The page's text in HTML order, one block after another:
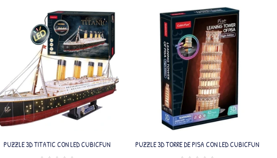
PUZZLE 3D TITATIC CON LED CUBICFUN PUZZLE 3D TORRE DE PISA CON LED CUBICFUN